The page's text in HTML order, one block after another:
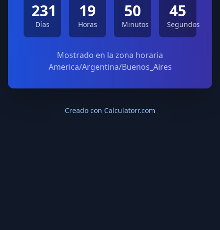
231
Días
19
Horas
50
Minutos
45
Segundos
Mostrado en la zona horaria
America/Argentina/Buenos_Aires
Creado con Calculatorr.com